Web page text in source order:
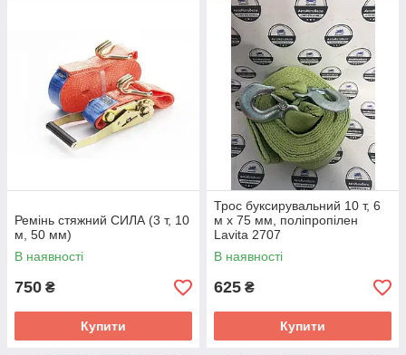
Ремінь стяжний СИЛА (3 т, 10
м, 50 мм)
В наявності
750 ₴
Купити
Трос буксирувальний 10 т, 6
м х 75 мм, поліпропілен
Lavita 2707
В наявності
625 ₴
Купити